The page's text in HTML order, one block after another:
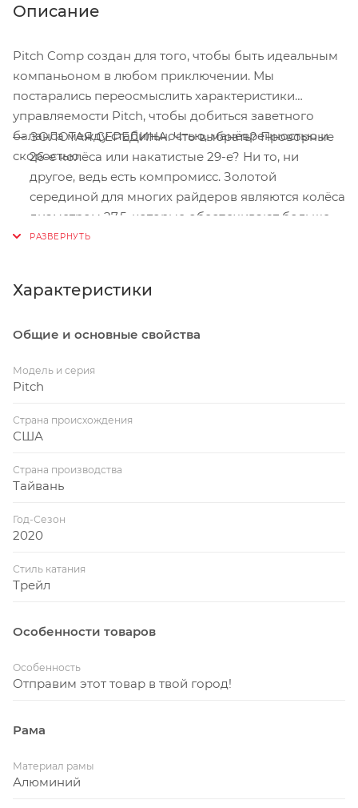
Описание
Pitch Comp создан для того, чтобы быть идеальным
компаньоном в любом приключении. Мы
постарались переосмыслить характеристики
управляемости Pitch, чтобы добиться заветного
баланса между стабильностью, манёвренностью и
скоростью.
ЗОЛОТАЯ СЕРЕДИНА. Что выбрать? Проворные
26-е колёса или накатистые 29-е? Ни то, ни
другое, ведь есть компромисс. Золотой
серединой для многих райдеров являются колёса
диаметром 27,5, которые обеспечивают больше
контроля и уверенности, но в более компактном
A1 - это воплощение прочности. При этом, это
неповоротливым, ведь наши инженеры
независимо от условий трассы.
2X позволит вам играючи покорять любые
XCM. Цепкие и накатистые покрышки Ground
Control Sport.
Характеристики
Общие и основные свойства
Модель и серия
Pitch
Страна происхождения
США
Страна производства
Тайвань
Год-Сезон
2020
Стиль катания
Трейл
Особенности товаров
Особенность
Отправим этот товар в твой город!
Рама
Материал рамы
Алюминий